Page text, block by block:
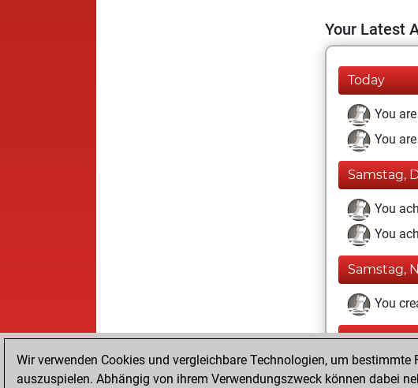
Your Latest
Today
You
You
Samstag,
You
You
Samstag,
You
Freitag,
You
Wir verwenden Cookies und vergleichbare Technologien, um
auszuspielen. Abhängig von ihrem Verwendungszweck können dabei